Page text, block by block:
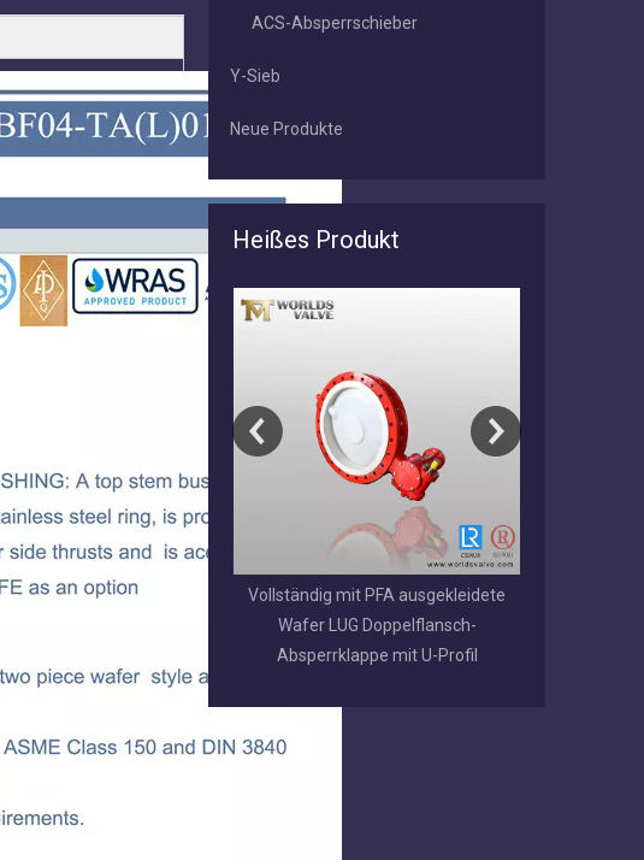
ACS-Absperrschieber
Y-Sieb
Neue Produkte
Heißes Produkt
Vollständig mit PFA ausgekleidete
EPDM / NBR / VITON / BUNA-
beschichtetes Scheibenventil mit
genutetem Ende